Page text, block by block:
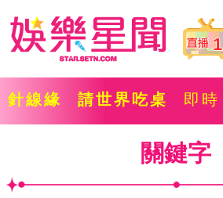
1
針線緣 請世界吃桌 即時
關鍵字